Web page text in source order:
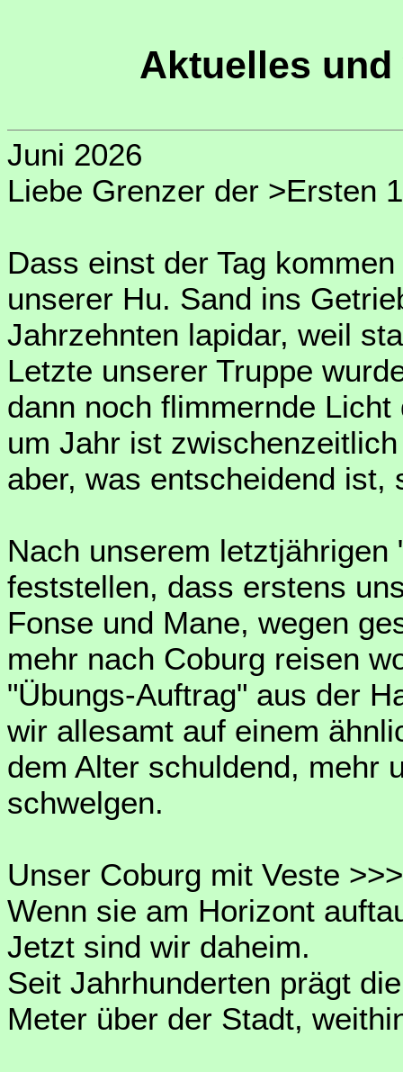
Aktuelles
Juni 2026
Liebe Grenzer der >Ersten
Dass einst der Tag
unserer Hu. Sand ins
Jahrzehnten lapidar, weil
Letzte unserer Truppe
dann noch flimmernde
um Jahr ist
aber, was entscheidend ist,
Nach unserem
feststellen, dass erstens
Fonse und Mane, wegen
mehr nach Coburg reisen
"Übungs-Auftrag" aus der
wir allesamt auf einem
dem Alter schuldend, mehr
schwelgen.
Unser Coburg mit Veste
Wenn sie am Horizont
Jetzt sind wir daheim.
Seit Jahrhunderten prägt
Meter über der Stadt,